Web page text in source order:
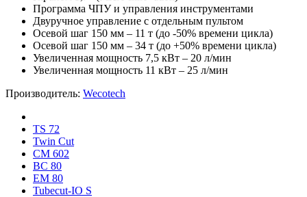
Программа ЧПУ и управления инструментами
Двуручное управление с отдельным пультом
Осевой шаг 150 мм – 11 т (до -50% времени цикла)
Осевой шаг 150 мм – 34 т (до +50% времени цикла)
Увеличенная мощность 7,5 кВт – 20 л/мин
Увеличенная мощность 11 кВт – 25 л/мин
Производитель: Wecotech
TS 72
Twin Cut
CM 602
BC 80
EM 80
Tubecut-IO S